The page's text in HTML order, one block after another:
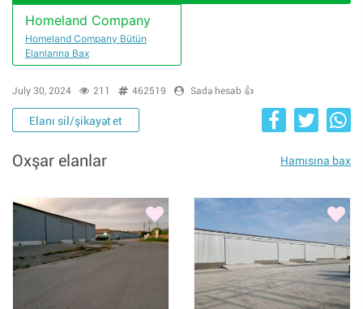
Homeland Company
Homeland Company Bütün
Elanlarına Bax
July 30, 2024 211 462519 Sadə hesab 👍
Elanı sil/şikayət et
Oxşar elanlar Hamısına bax